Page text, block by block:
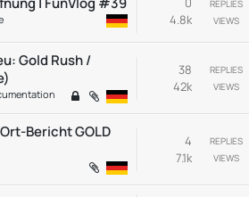
REPLIES
VIEWS
4.8k
Gold Rush /
REPLIES
38
VIEWS
42k
Bericht GOLD
REPLIES
4
VIEWS
7.1k